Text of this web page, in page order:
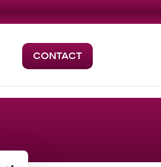
CONTACT